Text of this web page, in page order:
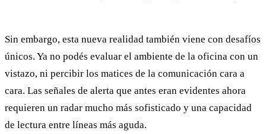
Sin embargo, esta nueva realidad también viene con desafíos
únicos. Ya no podés evaluar el ambiente de la oficina con un
vistazo, ni percibir los matices de la comunicación cara a
cara. Las señales de alerta que antes eran evidentes ahora
requieren un radar mucho más sofisticado y una capacidad
de lectura entre líneas más aguda.